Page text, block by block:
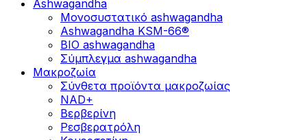
Ashwagandha
Μονοσυστατικό ashwagandha
Ashwagandha KSM-66®
BIO ashwagandha
Σύμπλεγμα ashwagandha
Μακροζωία
Σύνθετα προϊόντα μακροζωίας
NAD+
Βερβερίνη
Ρεσβερατρόλη